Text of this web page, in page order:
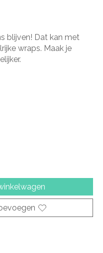
blijven! Dat kan met
wraps. Maak je
is